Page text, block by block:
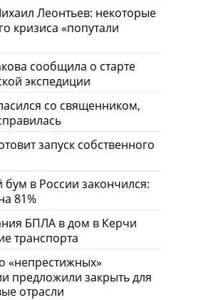
Леонтьев: некоторые
кризиса «попутали
сообщила о старте
экспедиции
со священником,
запуск собственного
бум в России закончился:
81%
БПЛА в дом в Керчи
транспорта
«непрестижных»
предложили закрыть для
отрасли